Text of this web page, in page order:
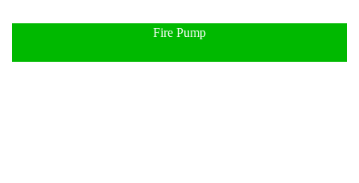
Fire Pump